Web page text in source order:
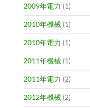
2009年電力 (1)
2010年機械 (1)
2010年電力 (1)
2011年機械 (1)
2011年電力 (2)
2012年機械 (2)